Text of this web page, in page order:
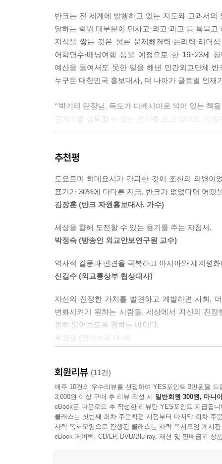
성한다’는 내용이 담긴 북한 가요 「내 이름 묻지
더욱 기가 막힌 것은 중국 정부가 북한과 한국의
상정할 계획이라는 점이다. 이 같은 계획이 성공
시한 표준으로 한글 입력 방식을 탑재해 한국 시
대전화와 같은 전자기기에 한글을 입력하는 어이
반크는 전 세계에 발행하고 있는 지도와 교과서의
달하는 회원 대부분이 민사고·외고·과고 등 특목
지식을 쌓는 것은 물론 문제해결력·논리력·리
어학연수·배낭여행 등을 예정으로 한 16~23세
예산을 들여서도 못한 일을 해낸 민간외교단체
누구든 대한민국 홍보대사, 더 나아가 글로벌 인재
“박기태 단장님, 독도가 다케시마로 되어 있는 책
일본 사이에 있는 바다는 무엇인가?”의 정답은 “
일본과 합병되어 근대화를 이룰 수 있었다” “일
97퍼센트를 차지한다.
“고대 한국은 중국의 영토였다.” - 유럽 최신 옥스
“한강 이북은 모두 중국 영토이다.” - 내셔널지오그
이렇듯 교과서·세계지도 등에서 한국의 문화·역
무너져 내리곤 한다. 실제로 외국의 한 해양연구
지원하지 않겠다”는 협박을 받기도 했다.
아니라 ‘눈에 보이는 영토는 작지만 마음속 영
봉사활동을 펼치며 지구촌 시민들의 가슴속에 커
정부가 수백억 들여서도 안 됐던 일
일개 펜팔사이트 청소년들이 해내다
추천평
도요토미 히데요시가 간과한 것이 조선의 의병
표기가 30%에 다다른 지금, 반크가 없었다면 어
김장훈 (반크 자원홍보대사, 가수)
세상을 향해 도전할 수 있는 용기를 주는 지침서.
박정숙 (방송인 외교안보연구원 교수)
역사적 갈등과 편견을 극복하고 아시아와 세계평
신길수 (외교통상부 협상대사)
자신의 진정한 가치를 발견하고 계발하면 사회,
변화시키기 원하는 사람들, 세상에서 자신의 진
필히 읽어보도록 권하는 바이다.
때문이다.
홍성완 (연합뉴스 한민족센터 고문)
새로운 도전을 꿈꾸게 해 준 저자에게 무한히 감사
김철균 (청와대 뉴미디어 비서관)
회원리뷰 (11건)
매주 10건의 우수리뷰를 선정하여 YES포인트 3만원을 드
3,000원 이상 구매 후 리뷰 작성 시 일반회원 300원, 마니
eBook은 다운로드 후 작성한 리뷰만 YES포인트 지급됩니
클래스는 첫번째 회차 주문확정 시점부터 마지막 회차 주
사락 독서모임으로 진행된 클래스는 사락 독서모임 게시
eBook 페이백, CD/LP, DVD/Blu-ray, 패션 및 판매금지 상